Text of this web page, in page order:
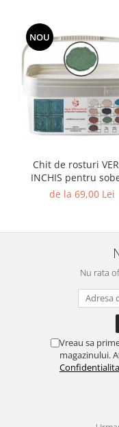
NOU
Chit de rosturi
INCHIS pentru
forma de praf,
de la 69,00 Lei
Nu rata
Vreau sa
magazinului.